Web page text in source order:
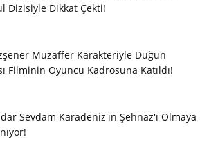
Dizisiyle Dikkat Çekti!
Muzaffer Karakteriyle Düğün
Filminin Oyuncu Kadrosuna Katıldı!
Sevdam Karadeniz'in Şehnaz'ı Olmaya